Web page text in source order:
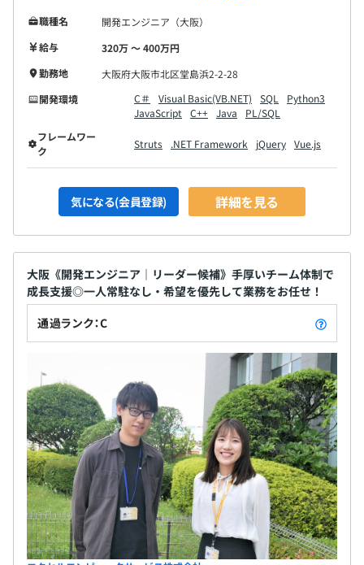
職種名
開発エンジニア（大阪）
給与
320万 〜 400万円
勤務地
大阪府大阪市北区堂島浜2-2-28
開発環境
C＃ Visual Basic(VB.NET) SQL
Python3
JavaScript
C++ Java
PL/SQL
フレームワー
ク
Struts .NET Framework jQuery Vue.js
気になる(会員登録) 詳細を見る
大阪《開発エンジニア｜リーダー候補》手厚いチーム体制で
成長支援◎一人常駐なし・希望を優先して業務をお任せ！
通過ランク：C